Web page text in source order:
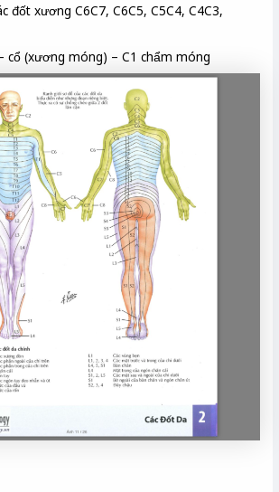
đốt xương C6C7, C6C5, C5C4, C4C3,
cổ (xương móng) – C1 chẩm móng